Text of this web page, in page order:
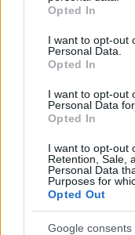
use your data for
consent section.
Opted In
I want to opt-out
Personal Data.
Opted In
I want to opt-out
Personal Data
Opted In
I want to opt-out
Retention, Sale,
Personal Data
Purposes for
Opted Out
Google consents
Yamaha Mt-09
Szín:
Üzemanyag:
5 298 000 Ft